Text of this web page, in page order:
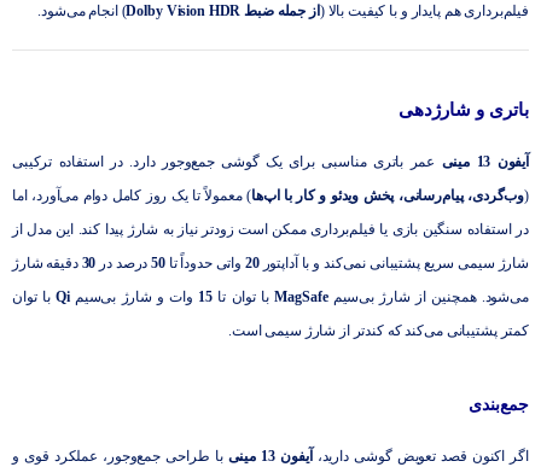
فیلم‌برداری هم پایدار و با کیفیت بالا (از جمله ضبط Dolby Vision HDR) انجام می‌شود.
باتری و شارژدهی
آیفون 13 مینی
عمر باتری مناسبی برای یک گوشی جمع‌وجور دارد. در استفاده ترکیبی
(وب‌گردی، پیام‌رسانی، پخش ویدئو و کار با اپ‌ها) معمولاً تا یک روز کامل دوام می‌آورد، اما
در استفاده سنگین بازی یا فیلم‌برداری ممکن است زودتر نیاز به شارژ پیدا کند. این مدل از
شارژ سیمی سریع پشتیبانی نمی‌کند و با آداپتور20 واتی حدوداً تا50درصد در 30 دقیقه شارژ
می‌شود. همچنین از شارژ بی‌سیمMagSafeبا توان تا 15 وات و شارژ بی‌سیمQi با توان
کمتر پشتیبانی می‌کند که کندتر از شارژ سیمی است.
جمع‌بندی
اگر اکنون قصد تعویض گوشی دارید،آیفون 13 مینی
با طراحی جمع‌وجور، عملکرد قوی و